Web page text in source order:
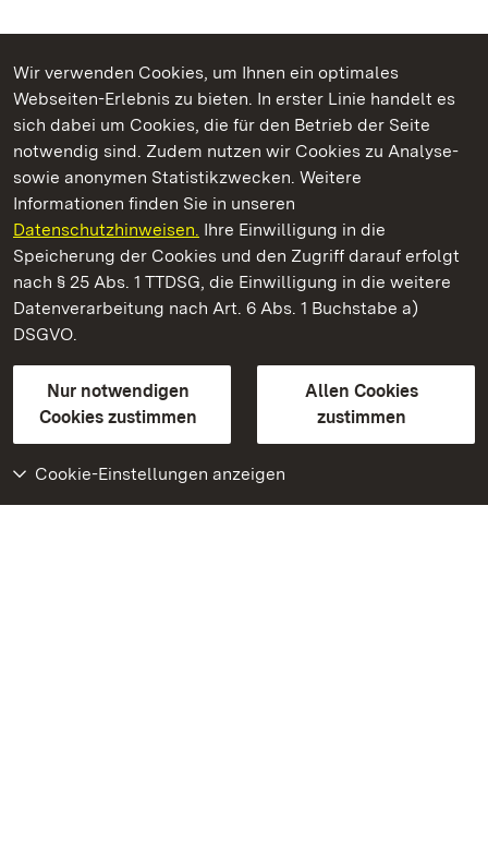
Wir verwenden Cookies, um Ihnen ein optimales
Webseiten-Erlebnis zu bieten. In erster Linie handelt es
sich dabei um Cookies, die für den Betrieb der Seite
notwendig sind. Zudem nutzen wir Cookies zu Analyse-
sowie anonymen Statistikzwecken. Weitere
Informationen finden Sie in unseren
Datenschutzhinweisen. Ihre Einwilligung in die
Speicherung der Cookies und den Zugriff darauf erfolgt
nach § 25 Abs. 1 TTDSG, die Einwilligung in die weitere
Datenverarbeitung nach Art. 6 Abs. 1 Buchstabe a)
DSGVO.
Nur notwendigen
Cookies zustimmen
Allen Cookies
zustimmen
Cookie-Einstellungen anzeigen
Kommen. Staunen. Genießen.
Schloss und Schlossgarten Schwetzingen
Staatliche Schlösser und Gärten Baden-Württemberg
Kontakt
GebärdenspracheLeichte Sprache
Erklärung zur Barrierefreiheit
BITV-konform (geprüfte Seiten)
Weiteres